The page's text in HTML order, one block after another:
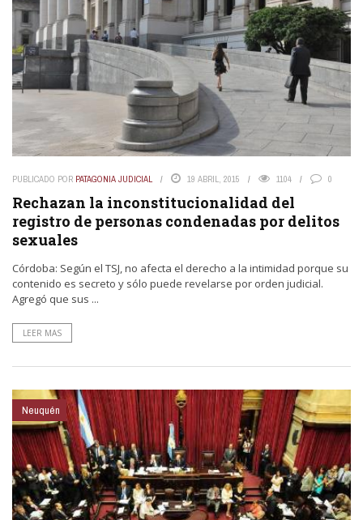
PUBLICADO POR PATAGONIA JUDICIAL 19 ABRIL, 2015 1104 0
Rechazan la inconstitucionalidad del
registro de personas condenadas por delitos
sexuales
Córdoba: Según el TSJ, no afecta el derecho a la intimidad porque su
contenido es secreto y sólo puede revelarse por orden judicial.
Agregó que sus ...
LEER MAS
Neuquén